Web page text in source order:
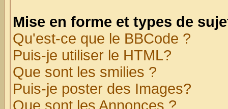
Mise en forme et types de
Qu'est-ce que le BBCode ?
Puis-je utiliser le HTML?
Que sont les smilies ?
Puis-je poster des Images?
Que sont les Annonces ?